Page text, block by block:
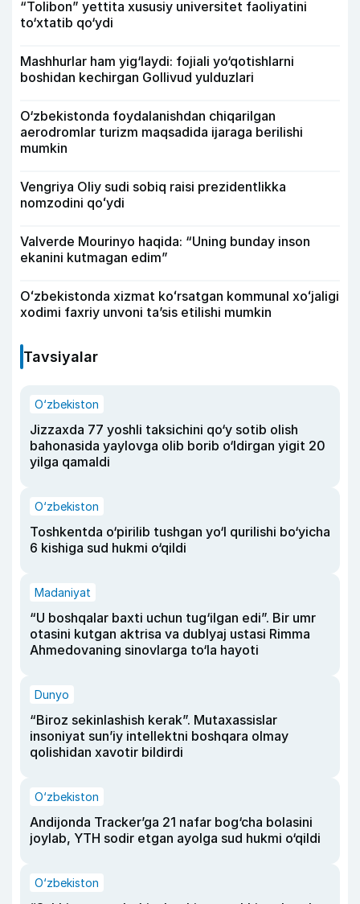
“Tolibon” yettita xususiy universitet faoliyatini
to‘xtatib qo‘ydi
Mashhurlar ham yig‘laydi: fojiali yo‘qotishlarni
boshidan kechirgan Gollivud yulduzlari
O‘zbekistonda foydalanishdan chiqarilgan
aerodromlar turizm maqsadida ijaraga berilishi
mumkin
Vengriya Oliy sudi sobiq raisi prezidentlikka
nomzodini qoʻydi
Valverde Mourinyo haqida: “Uning bunday inson
ekanini kutmagan edim”
Oʻzbekistonda xizmat koʻrsatgan kommunal xoʻjaligi
xodimi faxriy unvoni taʼsis etilishi mumkin
Tavsiyalar
O‘zbekiston
Jizzaxda 77 yoshli taksichini qo‘y sotib olish
bahonasida yaylovga olib borib o‘ldirgan yigit 20
yilga qamaldi
O‘zbekiston
Toshkentda o‘pirilib tushgan yo‘l qurilishi bo‘yicha
6 kishiga sud hukmi o‘qildi
Madaniyat
“U boshqalar baxti uchun tug‘ilgan edi”. Bir umr
otasini kutgan aktrisa va dublyaj ustasi Rimma
Ahmedovaning sinovlarga to‘la hayoti
Dunyo
“Biroz sekinlashish kerak”. Mutaxassislar
insoniyat sun’iy intellektni boshqara olmay
qolishidan xavotir bildirdi
O‘zbekiston
Andijonda Tracker’ga 21 nafar bog‘cha bolasini
joylab, YTH sodir etgan ayolga sud hukmi o‘qildi
O‘zbekiston